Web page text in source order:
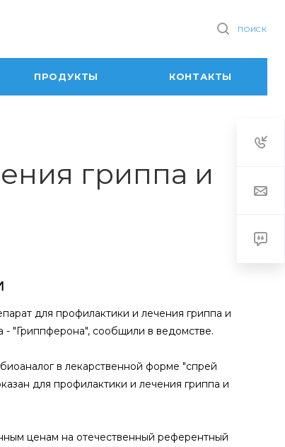
ПОИСК
ПРОДУКТЫ КОНТАКТЫ
гриппа и
для профилактики и лечения гриппа и
- "Гриппферона", сообщили в ведомстве.
в лекарственной форме "спрей
для профилактики и лечения гриппа и
ценам на отечественный референтный